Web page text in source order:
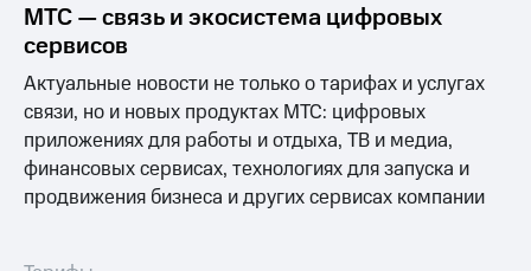
Личный
кабинет
акционера
Акционерный
капитал
и
аудит
Рынок
МТС — связь и экосистема цифровых
сервисов
Актуальные новости не только о тарифах и услугах
связи, но и новых продуктах МТС: цифровых
приложениях для работы и отдыха, ТВ и медиа,
финансовых сервисах, технологиях для запуска и
продвижения бизнеса и других сервисах компании